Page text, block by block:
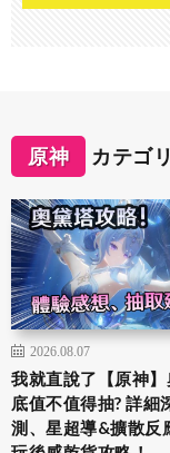
原神 カテゴ
2026.08.07
我就直說了【原神
底值不值得抽? 詳細
測、星超導&擴散反